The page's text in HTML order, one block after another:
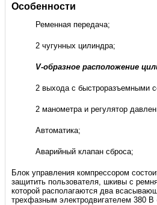
Особенности
Ременная передача;
2 чугунных цилиндра;
V-образное расположение
2 выхода с быстроразъемными
2 манометра и регулятор
Автоматика;
Аварийный клапан сброса;
Блок управления компрессором
защитить пользователя, шкивы с
которой располагаются два
трехфазным электродвигателем 380 В